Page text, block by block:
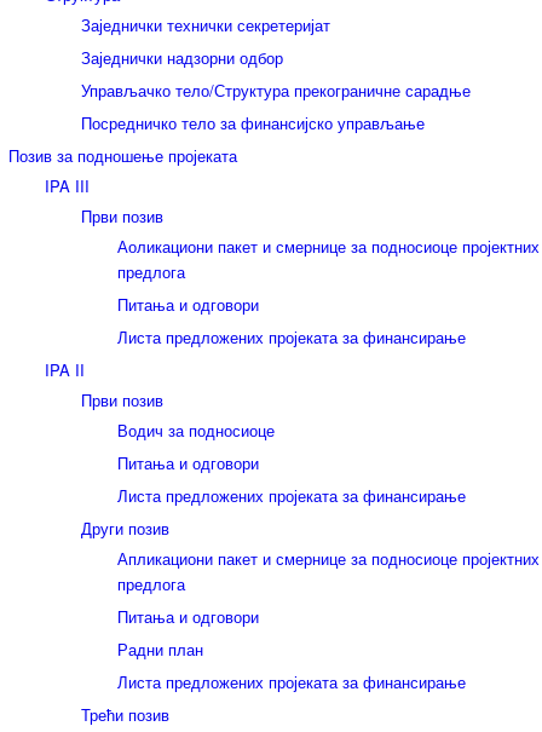
Заједнички технички секретеријат
Заједнички надзорни одбор
Управљачко тело/Структура прекограничне сарадње
Посредничко тело за финансијско управљање
Позив за подношење пројеката
IPA III
Први позив
Аоликациони пакет и смернице за подносиоце пројектних
предлога
Питања и одговори
Листа предложених пројеката за финансирање
IPA II
Први позив
Водич за подносиоце
Питања и одговори
Листа предложених пројеката за финансирање
Други позив
Апликациони пакет и смернице за подносиоце пројектних
предлога
Питања и одговори
Радни план
Листа предложених пројеката за финансирање
Трећи позив